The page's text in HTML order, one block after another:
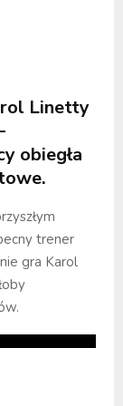
Linetty
obiegła
trener
gra Karol